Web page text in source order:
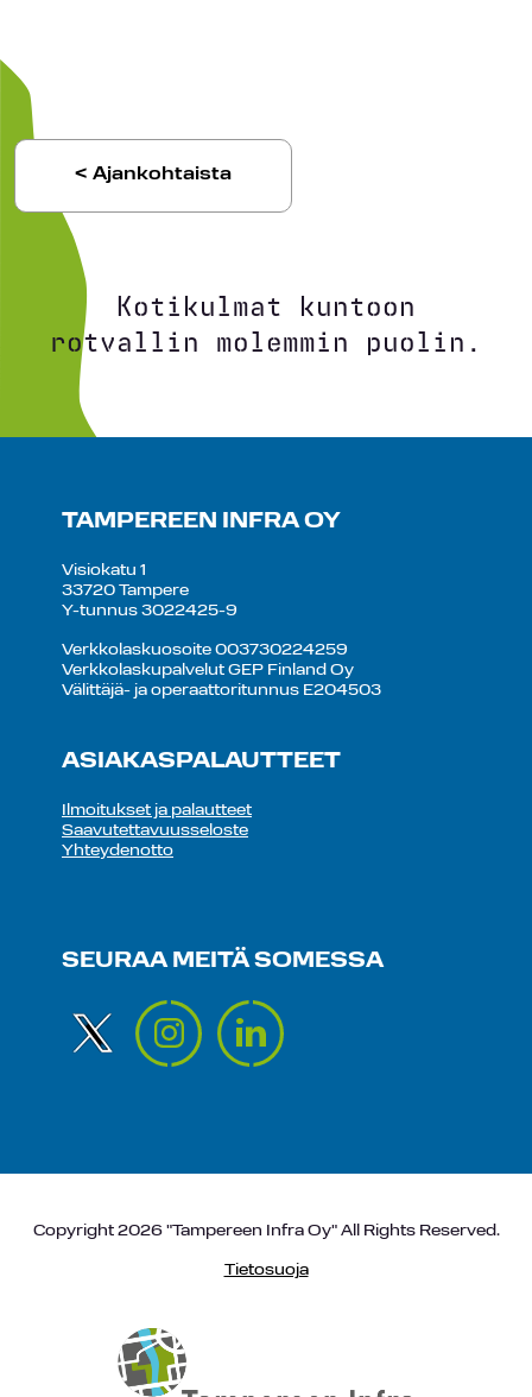
< Ajankohtaista
Kotikulmat kuntoon
rotvallin molemmin puolin.
TAMPEREEN INFRA OY
Visiokatu 1
33720 Tampere
Y-tunnus 3022425-9
Verkkolaskuosoite 003730224259
Verkkolaskupalvelut GEP Finland Oy
Välittäjä- ja operaattoritunnus E204503
ASIAKASPALAUTTEET
Ilmoitukset ja palautteet
Saavutettavuusseloste
Yhteydenotto
SEURAA MEITÄ SOMESSA
Copyright 2026 "Tampereen Infra Oy" All Rights Reserved.
Tietosuoja